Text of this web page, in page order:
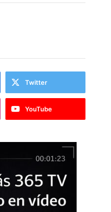
Twitter
YouTube